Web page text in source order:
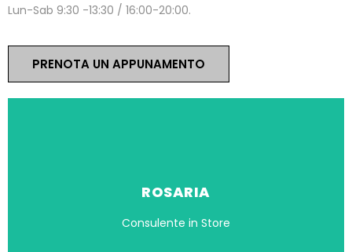
ROSARIA
Consulente in Store
Lun-Sab 9:30 -13:30 / 16:00-20:00.
PRENOTA UN APPUNAMENTO